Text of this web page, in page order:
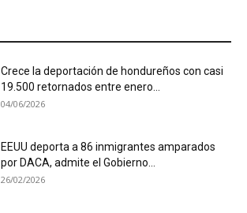
Crece la deportación de hondureños con casi
19.500 retornados entre enero...
04/06/2026
EEUU deporta a 86 inmigrantes amparados
por DACA, admite el Gobierno...
26/02/2026